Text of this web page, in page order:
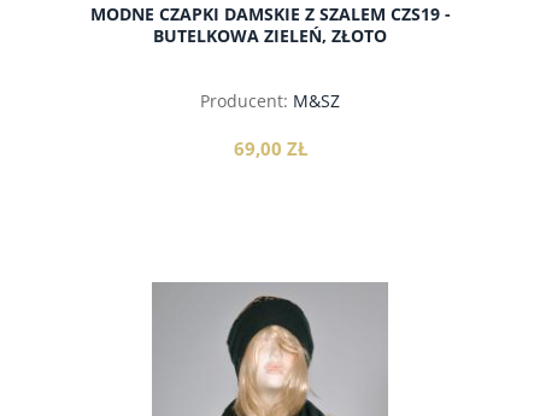
MODNE CZAPKI DAMSKIE Z SZALEM CZS19 -
BUTELKOWA ZIELEŃ, ZŁOTO
Producent: M&SZ
69,00 ZŁ
do koszyka